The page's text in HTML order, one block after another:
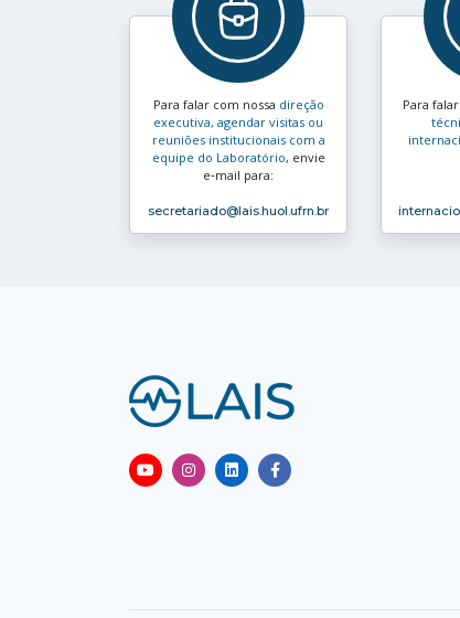
Para falar com nossa direção
executiva, agendar visitas ou
reuniões institucionais com a
equipe do Laboratório, envie
e‑mail para:
secretariado@lais.huol.ufrn.br
Para